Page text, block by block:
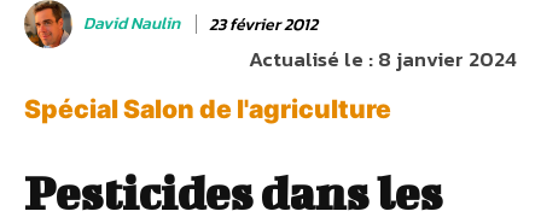
David Naulin 23 février 2012
Actualisé le :8 janvier 2024
Spécial Salon de l'agriculture
Pesticides dans les